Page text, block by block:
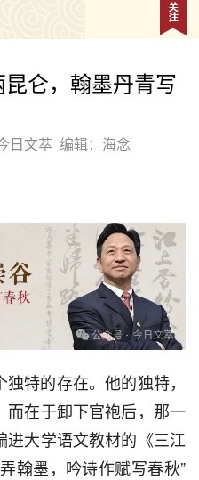
仑，翰墨丹青写
日文萃 编辑：海念
特的存在。他的独特，
而在于卸下官袍后，那一
大学语文教材的《三江
翰墨，吟诗作赋写春秋”